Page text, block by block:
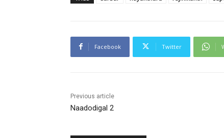
Facebook Twitter
Previous article
Naadodigal 2